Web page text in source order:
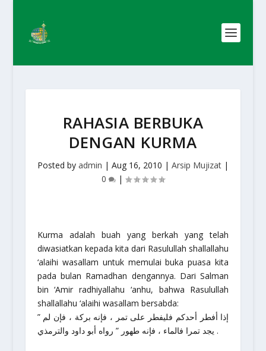
RAHASIA BERBUKA
DENGAN KURMA
Posted by admin | Aug 16, 2010 | Arsip Mujizat|
0
|
Kurma adalah buah yang berkah yang telah
diwasiatkan kepada kita dari Rasulullah shallallahu
‘alaihi wasallam untuk memulai buka puasa kita
pada bulan Ramadhan dengannya. Dari Salman
bin ‘Amirradhiyallahu ‘anhu, bahwa Rasulullah
shallallahu ‘alaihi wasallam bersabda:
” إذا أفطر أحدكم فليفطر على تمر ، فإنه بركة ، فإن لم
يجد تمرا فالماء ، فإنه طهور ” رواه أبو داود والترمذي .